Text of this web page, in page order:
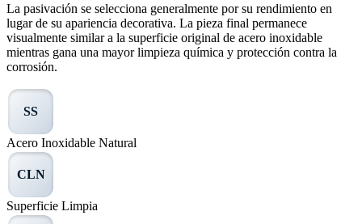
La pasivación se selecciona generalmente por su rendimiento en
lugar de su apariencia decorativa. La pieza final permanece
visualmente similar a la superficie original de acero inoxidable
mientras gana una mayor limpieza química y protección contra la
corrosión.
SS
Acero Inoxidable Natural
CLN
Superficie Limpia